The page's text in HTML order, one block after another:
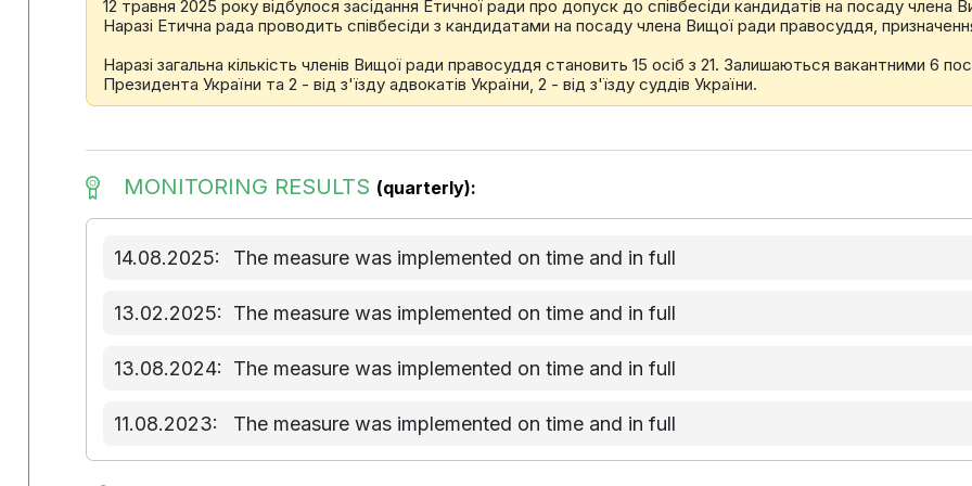
12 травня 2025 року вiдбулося засiдання Етичної ради про допуск до спiвбесiди кандидатiв на посаду члена
Наразi Етична рада проводить спiвбесiди з кандидатами на посаду члена Вищої ради правосуддя,
Наразі загальна кількість членів Вищої ради правосуддя становить 15 осіб з 21. Залишаються вакантними 6
Президента України та 2 - від з'їзду адвокатів України, 2 - від з'їзду суддів України.
MONITORING RESULTS (quarterly):
14.08.2025: The measure was implemented on time and in full
13.02.2025: The measure was implemented on time and in full
13.08.2024: The measure was implemented on time and in full
11.08.2023: The measure was implemented on time and in full